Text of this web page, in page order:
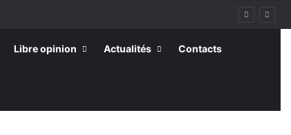
Libre opinion Actualités Contacts